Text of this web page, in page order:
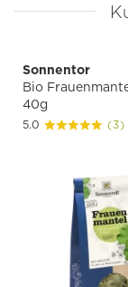
Sonnentor
Bio
40g
5.0 (3)